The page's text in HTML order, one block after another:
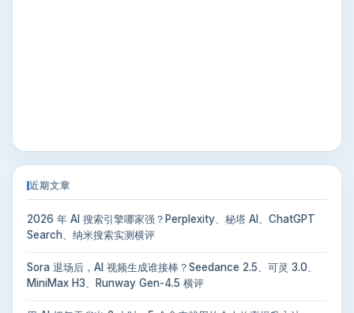
近期文章
2026 年 AI 搜索引擎哪家强？Perplexity、秘塔 AI、ChatGPT
Search、纳米搜索实测横评
Sora 退场后，AI 视频生成谁接棒？Seedance 2.5、可灵 3.0、
MiniMax H3、Runway Gen-4.5 横评